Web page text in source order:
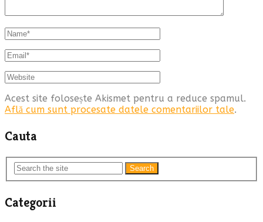
Acest site folosește Akismet pentru a reduce spamul.
Află cum sunt procesate datele comentariilor tale.
Cauta
Search
Categorii